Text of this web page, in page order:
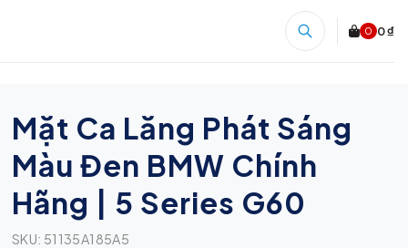
0 0 ₫
Mặt Ca Lăng Phát Sáng
Màu Đen BMW Chính
Hãng | 5 Series G60
SKU: 51135A185A5